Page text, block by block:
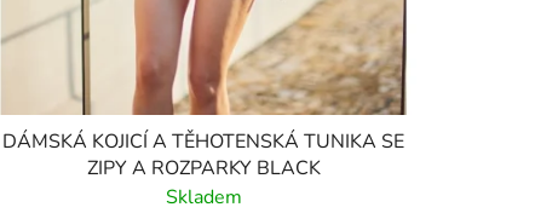
DÁMSKÁ KOJICÍ A TĚHOTENSKÁ TUNIKA SE
ZIPY A ROZPARKY BLACK
Skladem